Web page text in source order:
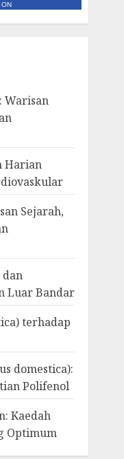
Warisan
Harian
Sejarah,
dan
Luar Bandar
terhadap
domestica):
Polifenol
Kaedah
Optimum